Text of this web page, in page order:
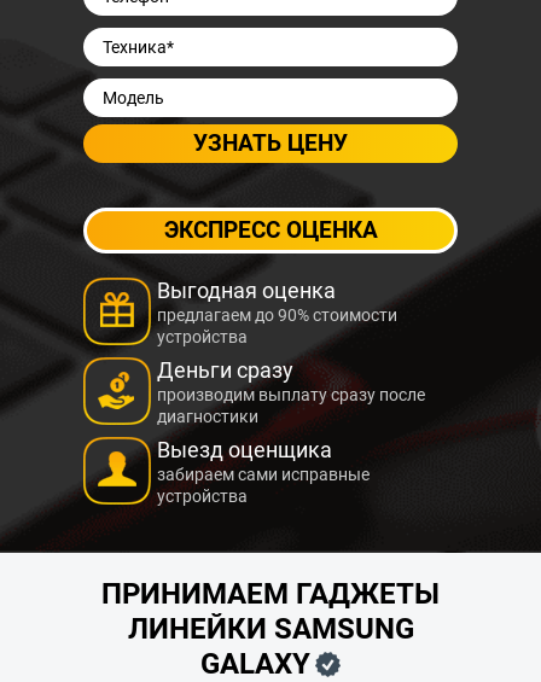
ЭКСПРЕСС ОЦЕНКА
Выгодная оценка
предлагаем до 90% стоимости
устройства
Деньги сразу
производим выплату сразу после
диагностики
Выезд оценщика
забираем сами исправные
устройства
ПРИНИМАЕМ ГАДЖЕТЫ
ЛИНЕЙКИ SAMSUNG
GALAXY